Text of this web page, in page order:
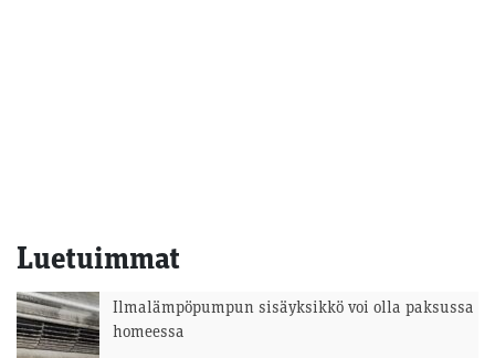
Luetuimmat
Ilmalämpöpumpun sisäyksikkö voi olla paksussa
homeessa